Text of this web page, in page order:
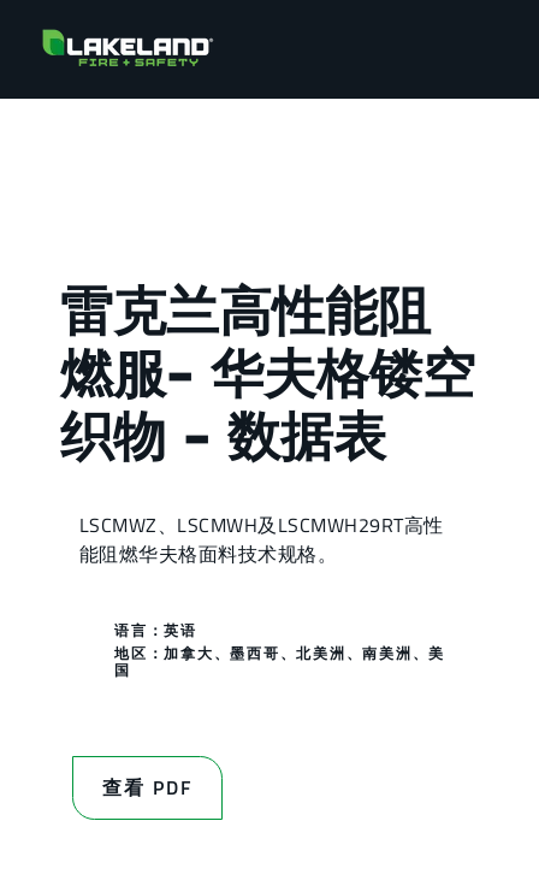
雷克兰高性能阻
燃服- 华夫格镂空
织物 - 数据表
LSCMWZ、LSCMWH及LSCMWH29RT高性
能阻燃华夫格面料技术规格。
语言：英语
地区：加拿大、墨西哥、北美洲、南美洲、美
国
查看 PDF